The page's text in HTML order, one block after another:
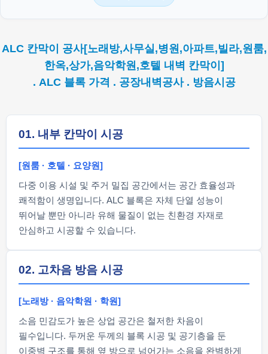
ALC 칸막이 공사[노래방,사무실,병원,아파트,빌라,원룸,
한옥,상가,음악학원,호텔 내벽 칸막이]
. ALC 블록 가격 . 공장내벽공사 . 방음시공
01. 내부 칸막이 시공
[원룸 · 호텔 · 요양원]
다중 이용 시설 및 주거 밀집 공간에서는 공간 효율성과
쾌적함이 생명입니다. ALC 블록은 자체 단열 성능이
뛰어날 뿐만 아니라 유해 물질이 없는 친환경 자재로
안심하고 시공할 수 있습니다.
02. 고차음 방음 시공
[노래방 · 음악학원 · 학원]
소음 민감도가 높은 상업 공간은 철저한 차음이
필수입니다. 두꺼운 두께의 블록 시공 및 공기층을 둔
이중벽 구조를 통해 옆 방으로 넘어가는 소음을 완벽하게